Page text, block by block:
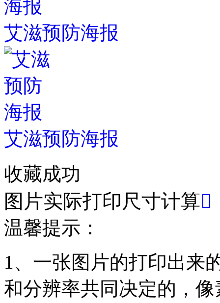
艾滋预防海报
艾滋预防海报
收藏成功
图片实际打印尺寸计算
温馨提示：
1、一张图片的打印出来
和分辨率共同决定的，